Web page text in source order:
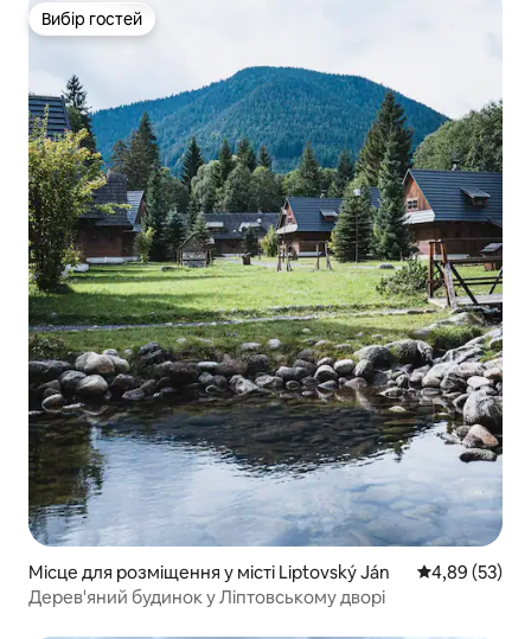
Вибір гостей
Вибір гостей
Місце для розміщення у місті Liptovský Ján Середня
4,89 (53)
Дерев'яний будинок у Ліптовському дворі